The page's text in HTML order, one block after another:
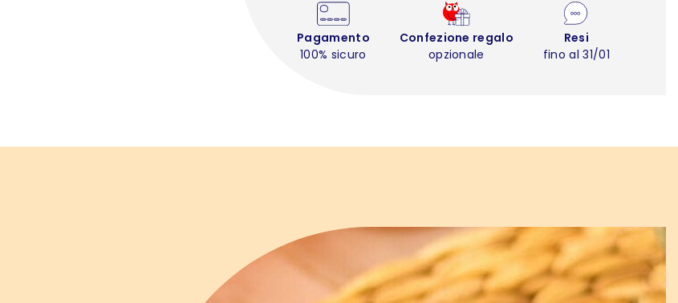
Pagamento
100% sicuro
Confezione regalo
opzionale
Resi
fino al 31/01